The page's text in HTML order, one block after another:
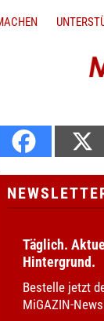
Täglich.
Hintergrund.
Bestelle jetzt
MiGAZIN-